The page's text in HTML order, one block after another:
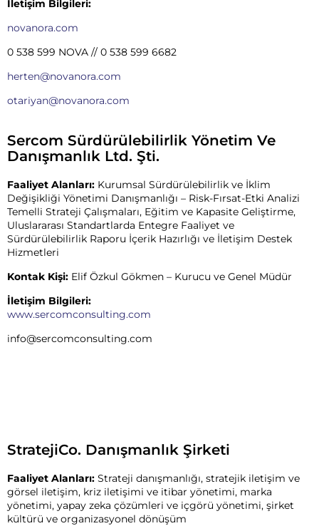
İletişim Bilgileri:
novanora.com
0 538 599 NOVA // 0 538 599 6682
herten@novanora.com
otariyan@novanora.com
Sercom Sürdürülebilirlik Yönetim Ve
Danışmanlık Ltd. Şti.
Faaliyet Alanları: Kurumsal Sürdürülebilirlik ve İklim
Değişikliği Yönetimi Danışmanlığı – Risk-Fırsat-Etki Analizi
Temelli Strateji Çalışmaları, Eğitim ve Kapasite Geliştirme,
Uluslararası Standartlarda Entegre Faaliyet ve
Sürdürülebilirlik Raporu İçerik Hazırlığı ve İletişim Destek
Hizmetleri
Kontak Kişi: Elif Özkul Gökmen – Kurucu ve Genel Müdür
İletişim Bilgileri:
www.sercomconsulting.com
info@sercomconsulting.com
StratejiCo. Danışmanlık Şirketi
Faaliyet Alanları: Strateji danışmanlığı, stratejik iletişim ve
görsel iletişim, kriz iletişimi ve itibar yönetimi, marka
yönetimi, yapay zeka çözümleri ve içgörü yönetimi, şirket
kültürü ve organizasyonel dönüşüm